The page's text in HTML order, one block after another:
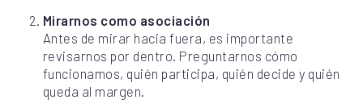
Mirarnos como asociación
Antes de mirar hacia fuera, es importante
revisarnos por dentro. Preguntarnos cómo
funcionamos, quién participa, quién decide y quién
queda al margen.